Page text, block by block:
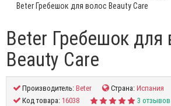
Beter Гребешок для волос Beauty Care
Beter Гребешок для
Beauty Care
Производитель:Beter Страна:Испания
Код товара:16038 3 отзывов